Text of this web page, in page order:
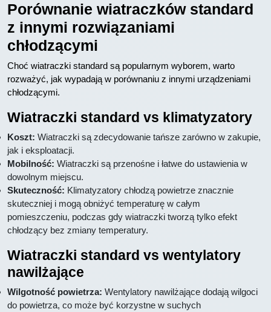
Porównanie wiatraczków standard
z innymi rozwiązaniami
chłodzącymi
Choć wiatraczki standard są popularnym wyborem, warto
rozważyć, jak wypadają w porównaniu z innymi urządzeniami
chłodzącymi.
Wiatraczki standard vs klimatyzatory
Koszt: Wiatraczki są zdecydowanie tańsze zarówno w zakupie,
jak i eksploatacji.
Mobilność: Wiatraczki są przenośne i łatwe do ustawienia w
dowolnym miejscu.
Skuteczność: Klimatyzatory chłodzą powietrze znacznie
skuteczniej i mogą obniżyć temperaturę w całym
pomieszczeniu, podczas gdy wiatraczki tworzą tylko efekt
chłodzący bez zmiany temperatury.
Wiatraczki standard vs wentylatory
nawilżające
Wilgotność powietrza: Wentylatory nawilżające dodają wilgoci
do powietrza, co może być korzystne w suchych